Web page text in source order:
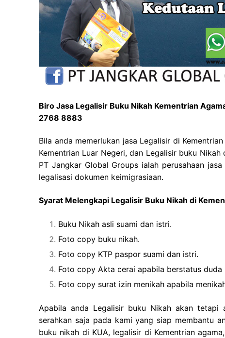
Biro Jasa Legalisir Buku Nikah Kementrian
2768 8883
Bila anda memerlukan jasa Legalisir di
Kementrian Luar Negeri, dan Legalisir buku
PT Jangkar Global Groups ialah perusahaan
legalisasi dokumen keimigrasiaan.
Syarat Melengkapi Legalisir Buku Nikah di
Buku Nikah asli suami dan istri.
Foto copy buku nikah.
Foto copy KTP paspor suami dan istri.
Foto copy Akta cerai apabila berstatus duda
Foto copy surat izin menikah apabila
Apabila anda Legalisir buku Nikah akan tetapi
serahkan saja pada kami yang siap membantu
buku nikah di KUA, legalisir di Kementrian